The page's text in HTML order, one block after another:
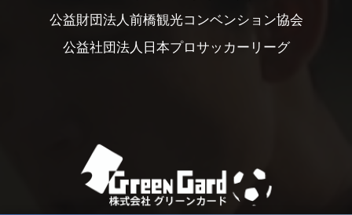
公益財団法人前橋観光コンベンション協会
公益社団法人日本プロサッカーリーグ